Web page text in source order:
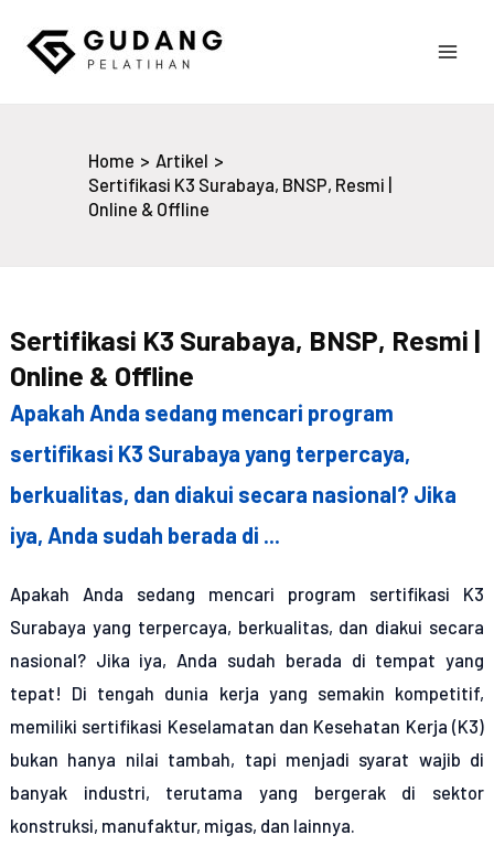
content
Home
Artikel
Sertifikasi K3 Surabaya, BNSP, Resmi |
Online & Offline
Sertifikasi K3 Surabaya, BNSP, Resmi |
Online & Offline
Apakah Anda sedang mencari program
sertifikasi K3 Surabaya yang terpercaya,
berkualitas, dan diakui secara nasional? Jika
iya, Anda sudah berada di ...
Apakah Anda sedang mencari program sertifikasi K3
Surabaya yang terpercaya, berkualitas, dan diakui secara
nasional? Jika iya, Anda sudah berada di tempat yang
tepat! Di tengah dunia kerja yang semakin kompetitif,
memiliki sertifikasi Keselamatan dan Kesehatan Kerja (K3)
bukan hanya nilai tambah, tapi menjadi syarat wajib di
banyak industri, terutama yang bergerak di sektor
konstruksi, manufaktur, migas, dan lainnya.